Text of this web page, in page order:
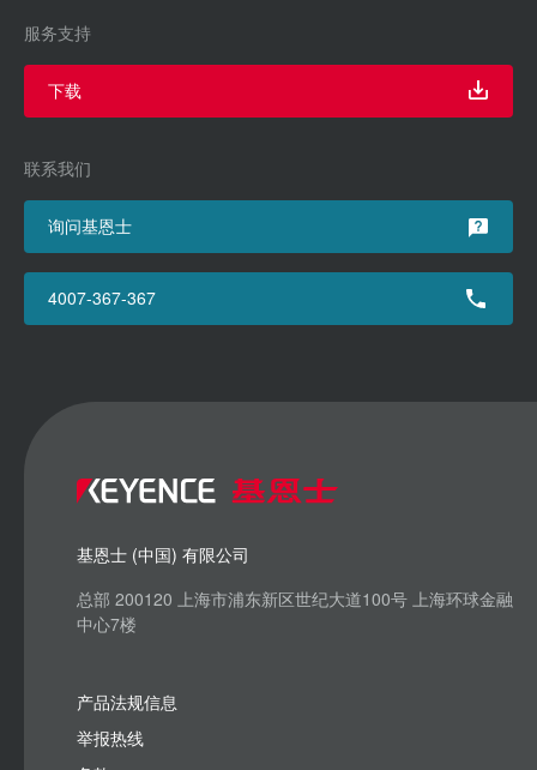
服务支持
下载
联系我们
询问基恩士
4007-367-367
基恩士 (中国) 有限公司
总部 200120 上海市浦东新区世纪大道100号 上海环球金融
中心7楼
产品法规信息
举报热线